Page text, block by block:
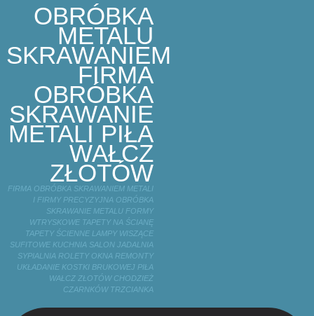
OBRÓBKA
METALU
SKRAWANIEM
FIRMA
OBRÓBKA
SKRAWANIE
METALI PIŁA
WAŁCZ
ZŁOTÓW
FIRMA OBRÓBKA SKRAWANIEM METALI
I FIRMY PRECYZYJNA OBRÓBKA
SKRAWANIE METALU FORMY
WTRYSKOWE TAPETY NA ŚCIANĘ
TAPETY ŚCIENNE LAMPY WISZĄCE
SUFITOWE KUCHNIA SALON JADALNIA
SYPIALNIA ROLETY OKNA REMONTY
UKŁADANIE KOSTKI BRUKOWEJ PIŁA
WAŁCZ ZŁOTÓW CHODZIEŻ
CZARNKÓW TRZCIANKA